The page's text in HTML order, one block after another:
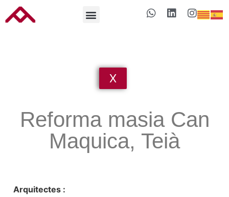
X
Reforma masia Can
Maquica, Teià
Arquitectes :